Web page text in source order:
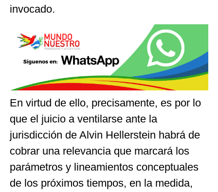
invocado.
En virtud de ello, precisamente, es por lo
que el juicio a ventilarse ante la
jurisdicción de Alvin Hellerstein habrá de
cobrar una relevancia que marcará los
parámetros y lineamientos conceptuales
de los próximos tiempos, en la medida,